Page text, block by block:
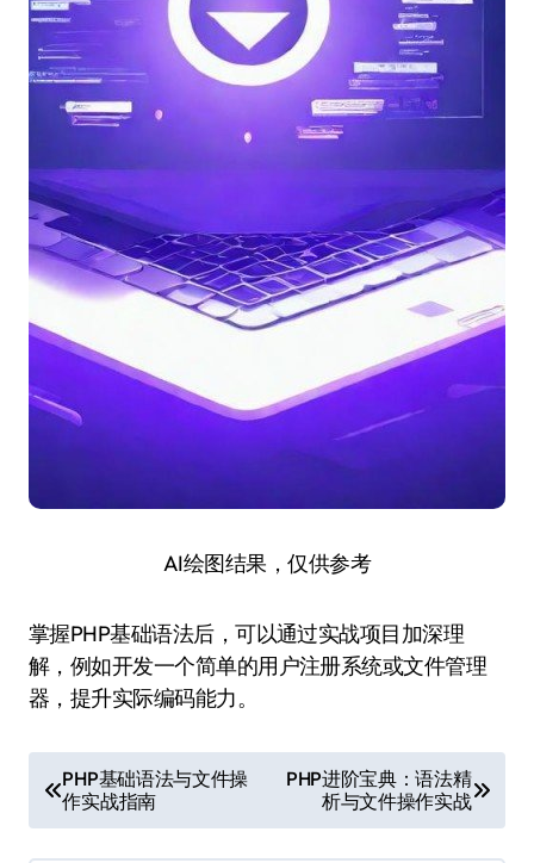
AI绘图结果，仅供参考
掌握PHP基础语法后，可以通过实战项目加深理
解，例如开发一个简单的用户注册系统或文件管理
器，提升实际编码能力。
章
导
PHP基础语法与文件操
作实战指南
PHP进阶宝典：语法精
析与文件操作实战